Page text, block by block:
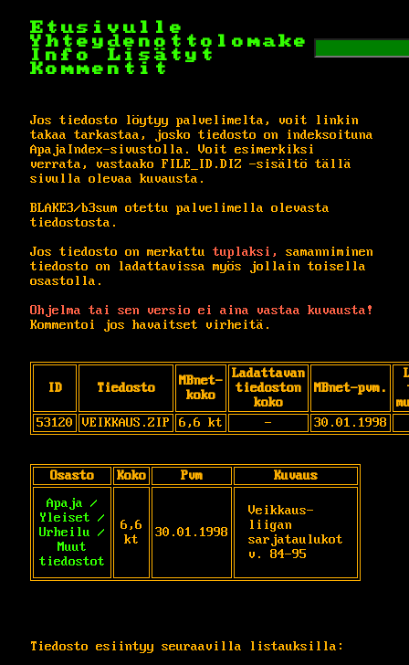
Etusivulle
Yhteydenottolomake
Info
Lisätyt
Kommentit
Jos tiedosto löytyy palvelimelta, voit linkin
takaa tarkastaa, josko tiedosto on indeksoituna
ApajaIndex-sivustolla. Voit esimerkiksi
verrata, vastaako FILE_ID.DIZ -sisältö tällä
sivulla olevaa kuvausta.
BLAKE3/b3sum otettu palvelimella olevasta
tiedostosta.
Jos tiedosto on merkattu tuplaksi,
samanniminen
tiedosto on ladattavissa myös jollain toisella
osastolla.
Ohjelma tai sen versio ei aina vastaa kuvausta!
Kommentoi jos havaitset virheitä.
ID Tiedosto
MBnet-
koko
Ladattavan
tiedoston
koko
MBnet-pvm.
53120
VEIKKAUS.ZIP 6,6 kt - 30.01.1998
Osasto Koko Pvm
Kuvaus
Apaja /
Yleiset /
Urheilu /
Muut
tiedostot
6,6
kt
30.01.1998
Veikkaus-
liigan
sarjataulukot
v. 84-95
Tiedosto esiintyy seuraavilla listauksilla: